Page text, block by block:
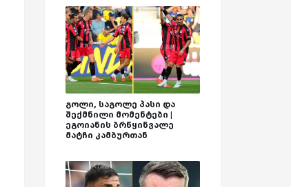
გოლი, საგოლე პასი და
შექმნილი მომენტები |
ეგოიანის ბრწყინვალე
მატჩი კამბურთან